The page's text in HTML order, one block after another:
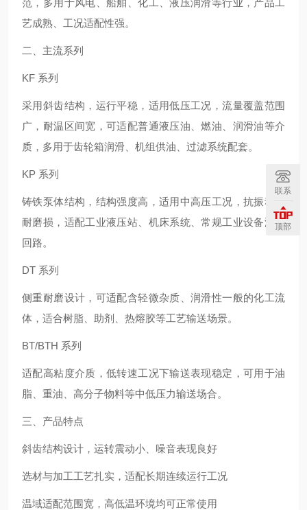
范，多用于风电、船舶、化工、液压润滑等行业，产品工
艺成熟、工况适配性强。
二、主流系列
KF 系列
采用斜齿结构，运行平稳，适用低压工况，流量覆盖范围
广，耐温区间宽，可适配普通液压油、燃油、润滑油等介
质，多用于齿轮箱润滑、机组供油、过滤系统配套。
KP 系列
铸铁泵体结构，结构强度高，适用中高压工况，抗振动、
耐磨损，适配工业液压站、机床系统、常规工业设备液压
回路。
DT 系列
侧重耐磨设计，可适配含轻微杂质、润滑性一般的化工流
体，适合树脂、助剂、热熔胶等工艺输送场景。
BT/BTH 系列
适配高粘度介质，低转速工况下输送表现稳定，可用于油
脂、重油、高分子物料等中低压力输送场合。
三、产品特点
斜齿结构设计，运转震动小、噪音表现良好
选材与加工工艺扎实，适配长期连续运行工况
温域适配范围宽，高低温环境均可正常使用
联系
顶部